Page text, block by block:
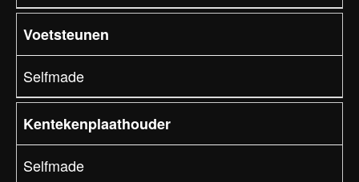
Voetsteunen
Selfmade
Kentekenplaathouder
Selfmade